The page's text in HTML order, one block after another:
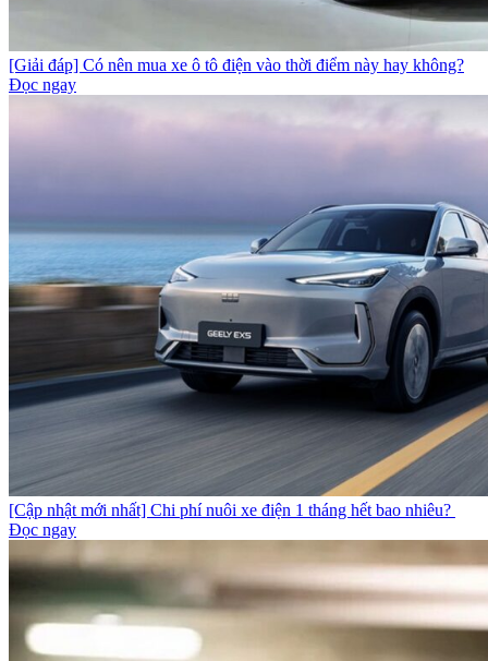
[Giải đáp] Có nên mua xe ô tô điện vào thời điểm này hay không?
Đọc ngay
[Cập nhật mới nhất] Chi phí nuôi xe điện 1 tháng hết bao nhiêu?
Đọc ngay